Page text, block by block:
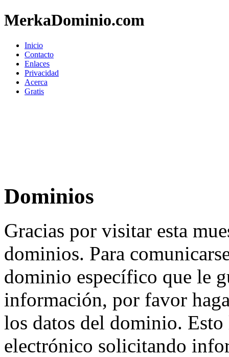
MerkaDominio.com
Inicio
Contacto
Enlaces
Privacidad
Acerca
Gratis
Dominios
Gracias por visitar esta
dominios. Para
dominio específico que le
información, por favor
los datos del dominio.
electrónico solicitando